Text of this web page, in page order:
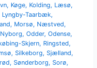
, Køge, Kolding, Læsø,
Lyngby-Taarbæk,
, Morsø, Næstved,
Nyborg,Odder,Odense,
Skjern, Ringsted,
, Silkeborg, Sjælland,
, Sønderborg, Sorø,